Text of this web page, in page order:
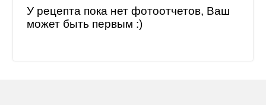
У рецепта пока нет фотоотчетов, Ваш
может быть первым :)